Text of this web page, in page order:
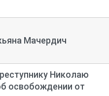
Мачердич
Николаю
освобождении от